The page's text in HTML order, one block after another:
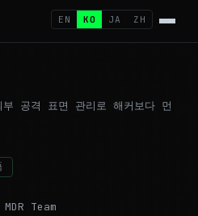
EN KO JA ZH
부 공격 표면 관리로 해커보다 먼
MDR Team